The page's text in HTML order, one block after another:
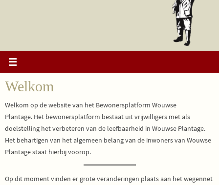
Welkom
Welkom op de website van het Bewonersplatform Wouwse
Plantage. Het bewonersplatform bestaat uit vrijwilligers met als
doelstelling het verbeteren van de leefbaarheid in Wouwse Plantage.
Het behartigen van het algemeen belang van de inwoners van Wouwse
Plantage staat hierbij voorop.
Op dit moment vinden er grote veranderingen plaats aan het wegennet